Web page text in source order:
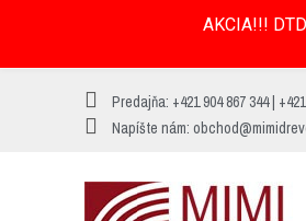
AKCIA!!!
Predajňa: +421 904 867 344 |
Napíšte nám: